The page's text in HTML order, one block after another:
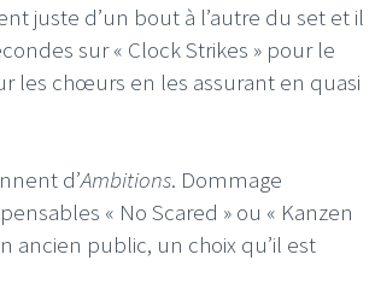
juste d’un bout à l’autre du set et il
sur « Clock Strikes » pour le
les chœurs en les assurant en quasi
d’Ambitions. Dommage
« No Scared » ou « Kanzen
ancien public, un choix qu’il est